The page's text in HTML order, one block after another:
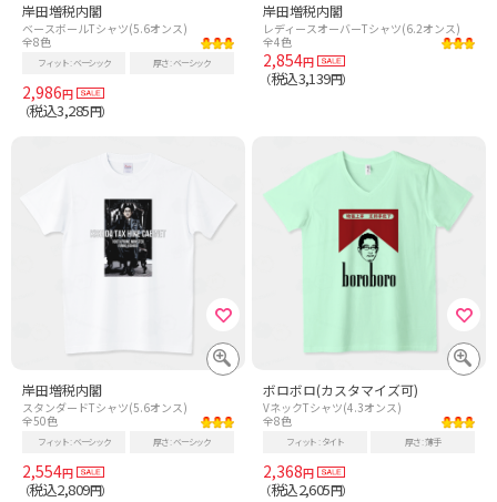
岸田増税内閣
ベースボールTシャツ(5.6オンス)
全8色
フィット ベーシック 厚さ ベーシック
2,986円
（税込3,285円）
岸田増税内閣
レディースオーバーTシャツ(6.2オンス)
全4色
2,854円
（税込3,139円）
岸田増税内閣
スタンダードTシャツ(5.6オンス)
全50色
フィット ベーシック 厚さ ベーシック
2,554円
（税込2,809円）
ボロボロ(カスタマイズ可)
VネックTシャツ(4.3オンス)
全8色
フィット タイト 厚さ 薄手
2,368円
（税込2,605円）